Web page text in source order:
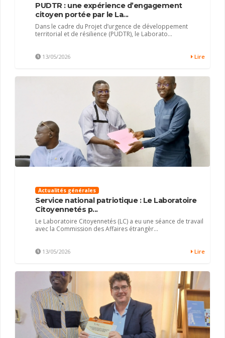
PUDTR : une expérience d’engagement
citoyen portée par le La...
Dans le cadre du Projet d’urgence de développement
territorial et de résilience (PUDTR), le Laborato...
13/05/2026 Lire
Actualités générales
Service national patriotique : Le Laboratoire
Citoyennetés p...
Le Laboratoire Citoyennetés (LC) a eu une séance de travail
avec la Commission des Affaires étrangèr...
13/05/2026 Lire